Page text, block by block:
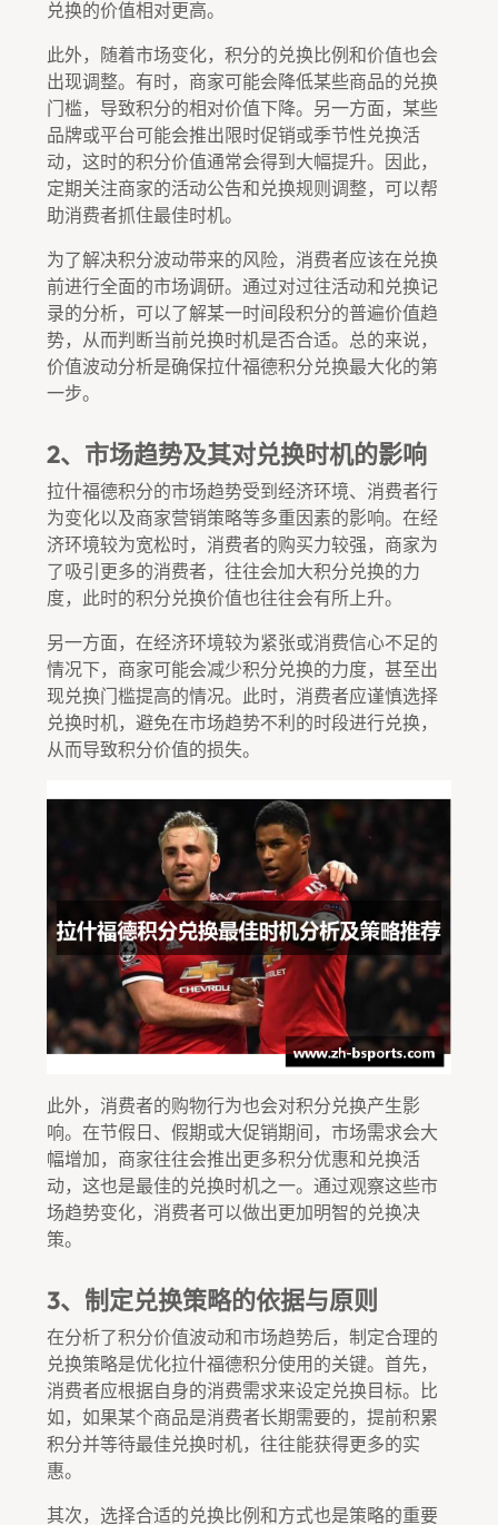
兑换的价值相对更高。
此外，随着市场变化，积分的兑换比例和价值也会
出现调整。有时，商家可能会降低某些商品的兑换
门槛，导致积分的相对价值下降。另一方面，某些
品牌或平台可能会推出限时促销或季节性兑换活
动，这时的积分价值通常会得到大幅提升。因此，
定期关注商家的活动公告和兑换规则调整，可以帮
助消费者抓住最佳时机。
为了解决积分波动带来的风险，消费者应该在兑换
前进行全面的市场调研。通过对过往活动和兑换记
录的分析，可以了解某一时间段积分的普遍价值趋
势，从而判断当前兑换时机是否合适。总的来说，
价值波动分析是确保拉什福德积分兑换最大化的第
一步。
2、市场趋势及其对兑换时机的影响
拉什福德积分的市场趋势受到经济环境、消费者行
为变化以及商家营销策略等多重因素的影响。在经
济环境较为宽松时，消费者的购买力较强，商家为
了吸引更多的消费者，往往会加大积分兑换的力
度，此时的积分兑换价值也往往会有所上升。
另一方面，在经济环境较为紧张或消费信心不足的
情况下，商家可能会减少积分兑换的力度，甚至出
现兑换门槛提高的情况。此时，消费者应谨慎选择
兑换时机，避免在市场趋势不利的时段进行兑换，
从而导致积分价值的损失。
此外，消费者的购物行为也会对积分兑换产生影
响。在节假日、假期或大促销期间，市场需求会大
幅增加，商家往往会推出更多积分优惠和兑换活
动，这也是最佳的兑换时机之一。通过观察这些市
场趋势变化，消费者可以做出更加明智的兑换决
策。
3、制定兑换策略的依据与原则
在分析了积分价值波动和市场趋势后，制定合理的
兑换策略是优化拉什福德积分使用的关键。首先，
消费者应根据自身的消费需求来设定兑换目标。比
如，如果某个商品是消费者长期需要的，提前积累
积分并等待最佳兑换时机，往往能获得更多的实
惠。
其次，选择合适的兑换比例和方式也是策略的重要